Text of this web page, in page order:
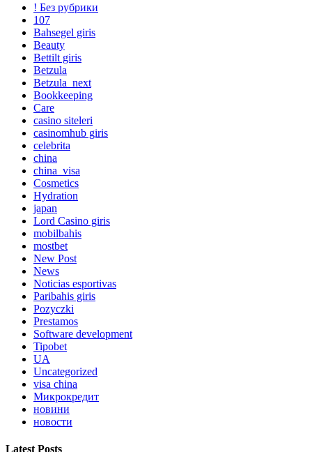
! Без рубрики
107
Bahsegel giris
Beauty
Bettilt giris
Betzula
Betzula_next
Bookkeeping
Care
casino siteleri
casinomhub giris
celebrita
china
china_visa
Cosmetics
Hydration
japan
Lord Сasino giris
mobilbahis
mostbet
New Post
News
Noticias esportivas
Paribahis giris
Pozyczki
Prestamos
Software development
Tipobet
UA
Uncategorized
visa china
Микрокредит
новини
новости
Latest Posts